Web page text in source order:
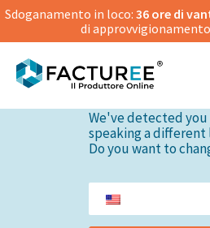
We've detected
speaking a different
Do you want to
Sdoganamento in loco: 36 ore di
di